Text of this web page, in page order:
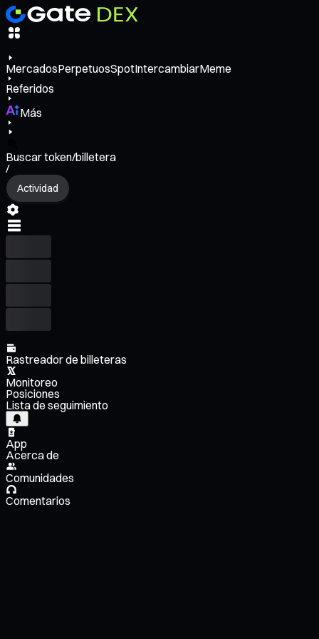
MercadosPerpetuosSpotIntercambiarMeme
Referidos
Más
Buscar token/billetera
/
Actividad
Rastreador de billeteras
Monitoreo
Posiciones
Lista de seguimiento
App
Acerca de
Comunidades
Comentarios